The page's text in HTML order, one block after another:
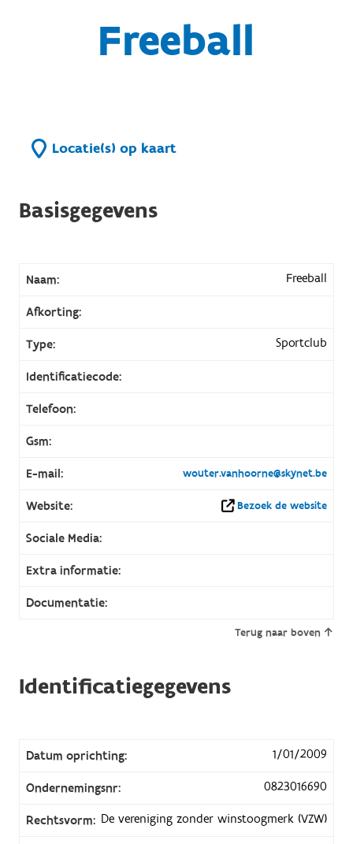
Freeball
Locatie(s) op kaart
Basisgegevens
Naam: Freeball
Afkorting:
Type: Sportclub
Identificatiecode:
Telefoon:
Gsm:
E-mail: wouter.vanhoorne@skynet.be
Website: Bezoek de website
Sociale Media:
Extra informatie:
Documentatie:
Terug naar boven
Identificatiegegevens
Datum oprichting: 1/01/2009
Ondernemingsnr: 0823016690
Rechtsvorm: De vereniging zonder winstoogmerk (VZW)